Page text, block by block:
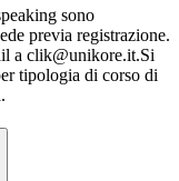
sono
previa registrazione.
a clik@unikore.it.Si
tipologia di corso di